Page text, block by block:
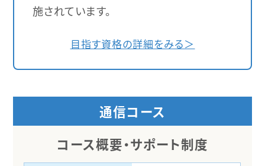
施されています。
目指す資格の詳細をみる＞
通信コース
コース概要・サポート制度